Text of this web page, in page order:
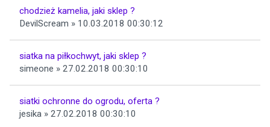
chodzież kamelia, jaki sklep ?
DevilScream » 10.03.2018 00:30:12
siatka na piłkochwyt, jaki sklep ?
simeone » 27.02.2018 00:30:10
siatki ochronne do ogrodu, oferta ?
jesika » 27.02.2018 00:30:10